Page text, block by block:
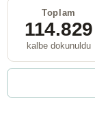
Toplam
114.829
kalbe dokunuldu